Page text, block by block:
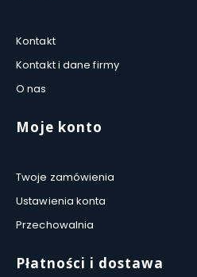
Kontakt
Kontakt i dane firmy
O nas
Moje konto
Twoje zamówienia
Ustawienia konta
Przechowalnia
Płatności i dostawa